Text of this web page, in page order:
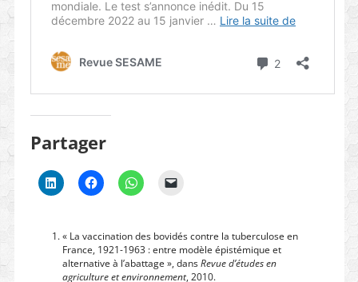
Partager
« La vaccination des bovidés contre la tuberculose en
France, 1921-1963 : entre modèle épistémique et
alternative à l’abattage », dansRevue d’études en
agriculture et environnement, 2010.